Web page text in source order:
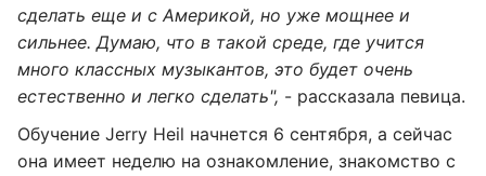
сделать еще и с Америкой, но уже мощнее и
сильнее. Думаю, что в такой среде, где учится
много классных музыкантов, это будет очень
естественно и легко сделать", - рассказала певица.
Обучение Jerry Heil начнется 6 сентября, а сейчас
она имеет неделю на ознакомление, знакомство с